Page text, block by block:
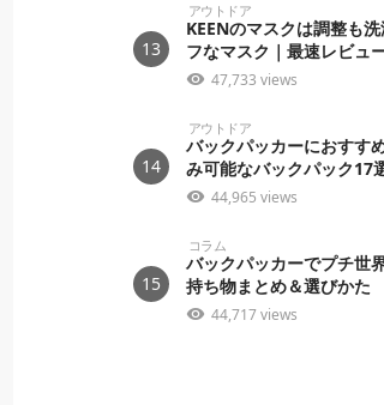
13
アウトドア
KEENのマスクは調整も
フなマスク｜最速レビュ
47,733 views
14
アウトドア
バックパッカーにおすす
み可能なバックパック17
44,965 views
15
コラム
バックパッカーでプチ世
持ち物まとめ＆選びかた
44,717 views